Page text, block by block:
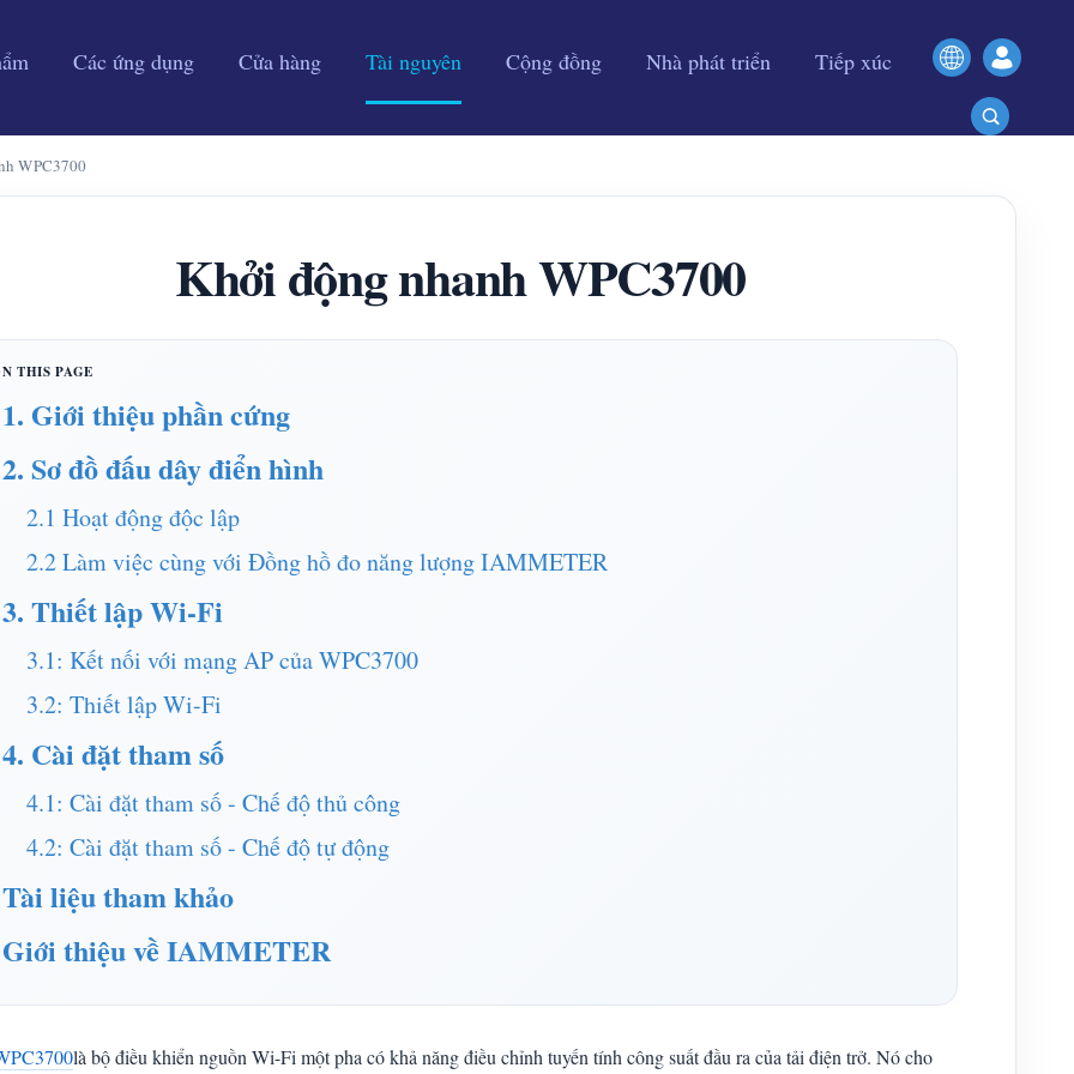
Các ứng dụng Cửa hàng Tài nguyên Cộng đồng Nhà phát triển Tiếp xúc
WPC3700
Khởi động nhanh WPC3700
1. Giới thiệu phần cứng
2. Sơ đồ đấu dây điển hình
2.1 Hoạt động độc lập
2.2 Làm việc cùng với Đồng hồ đo năng lượng IAMMETER
3. Thiết lập Wi-Fi
3.1: Kết nối với mạng AP của WPC3700
3.2: Thiết lập Wi-Fi
4. Cài đặt tham số
4.1: Cài đặt tham số - Chế độ thủ công
4.2: Cài đặt tham số - Chế độ tự động
Tài liệu tham khảo
Giới thiệu về IAMMETER
là bộ điều khiển nguồn Wi-Fi một pha có khả năng điều chỉnh tuyến tính công suất đầu ra của tải điện trở. Nó cho